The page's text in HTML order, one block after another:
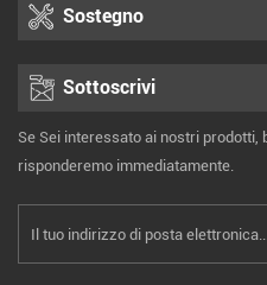
Sostegno
Sottoscrivi
Se Sei interessato ai nostri prodotti,
risponderemo immediatamente.